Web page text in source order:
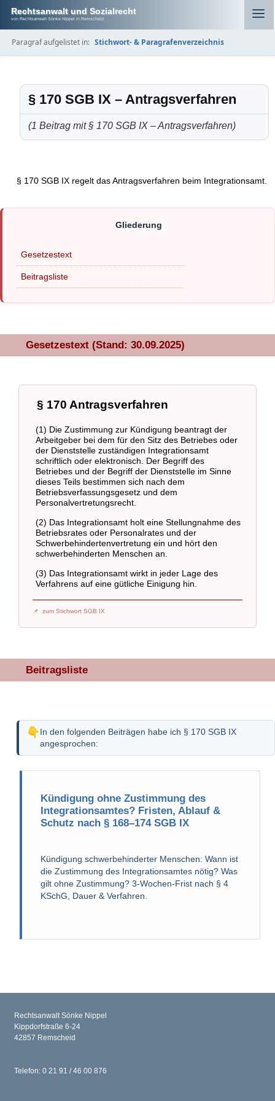
Rechtsanwalt und Sozialrecht
von Rechtsanwalt Sönke Nippel in Remscheid
Paragraf aufgelistet in: Stichwort- & Paragrafenverzeichnis
§ 170 SGB IX – Antragsverfahren
(1 Beitrag mit § 170 SGB IX – Antragsverfahren)
§ 170 SGB IX regelt das Antragsverfahren beim Integrationsamt.
Gesetzestext
Beitragsliste
Gesetzestext (Stand: 30.09.2025)
§ 170 Antragsverfahren
(1) Die Zustimmung zur Kündigung beantragt der
Arbeitgeber bei dem für den Sitz des Betriebes oder
der Dienststelle zuständigen Integrationsamt
schriftlich oder elektronisch. Der Begriff des
Betriebes und der Begriff der Dienststelle im Sinne
dieses Teils bestimmen sich nach dem
Betriebsverfassungsgesetz und dem
Personalvertretungsrecht.
(2) Das Integrationsamt holt eine Stellungnahme des
Betriebsrates oder Personalrates und der
Schwerbehindertenvertretung ein und hört den
schwerbehinderten Menschen an.
(3) Das Integrationsamt wirkt in jeder Lage des
Verfahrens auf eine gütliche Einigung hin.
zum Stichwort SGB IX
Beitragsliste
In den folgenden Beiträgen habe ich § 170 SGB IX
angesprochen:
Kündigung ohne Zustimmung des
Integrationsamtes? Fristen, Ablauf &
Schutz nach § 168–174 SGB IX
Kündigung schwerbehinderter Menschen: Wann ist
die Zustimmung des Integrationsamtes nötig? Was
gilt ohne Zustimmung? 3-Wochen-Frist nach § 4
KSchG, Dauer & Verfahren.
Rechtsanwalt Sönke Nippel
Kippdorfstraße 6-24
42857 Remscheid
Telefon: 0 21 91 / 46 00 876